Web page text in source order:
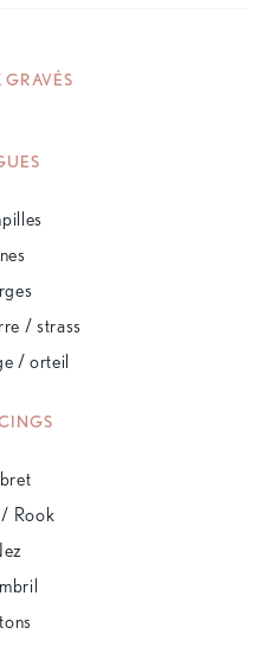
/ strass
/ orteil
Rook